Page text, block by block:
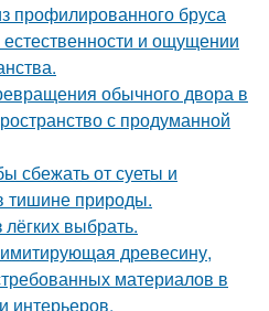
профилированного бруса
естественности и ощущении
обычного двора в
с продуманной
сбежать от суеты и
тишине природы.
выбрать.
древесину,
материалов в
интерьеров.